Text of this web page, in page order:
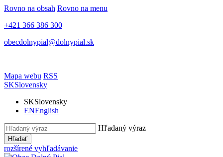
Rovno na obsah Rovno na menu
+421 366 386 300
obecdolnypial@dolnypial.sk
Mapa webu RSS
SKSlovensky
SKSlovensky
ENEnglish
Hľadaný výraz
Hľadať
rozšírené vyhľadávanie